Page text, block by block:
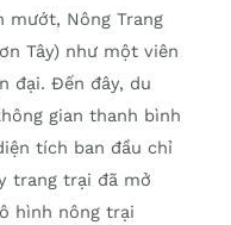
mướt, Nông Trang
Tây) như một viên
đại. Đến đây, du
gian thanh bình
tích ban đầu chỉ
trang trại đã mở
hình nông trại